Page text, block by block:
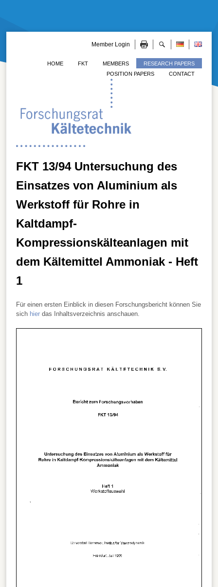
Member Login
HOME FKT MEMBERS
RESEARCH PAPERS
POSITION PAPERS
CONTACT
FKT 13/94 Untersuchung des
Einsatzes von Aluminium als
Werkstoff für Rohre in
Kaltdampf-
Kompressionskälteanlagen mit
dem Kältemittel Ammoniak - Heft
1
Für einen ersten Einblick in diesen Forschungsbericht können Sie
sich hier das Inhaltsverzeichnis anschauen.